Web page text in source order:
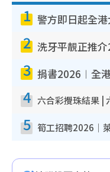
1
2
3
4
5